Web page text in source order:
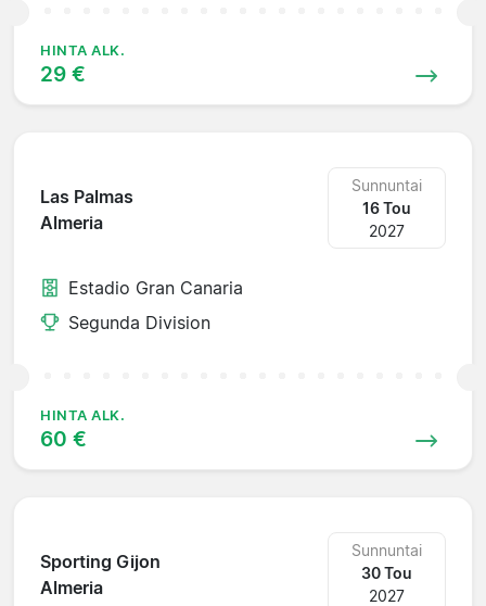
HINTA ALK.
29 €
Las Palmas
Almeria
Sunnuntai
16 Tou
2027
Estadio Gran Canaria
Segunda Division
HINTA ALK.
60 €
Sporting Gijon
Almeria
Sunnuntai
30 Tou
2027